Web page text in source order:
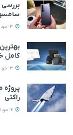
کامل
پروژه
راکتی